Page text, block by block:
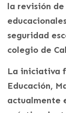
la revisión
seguridad
colegio de
La iniciativa
Educación,
actualmente